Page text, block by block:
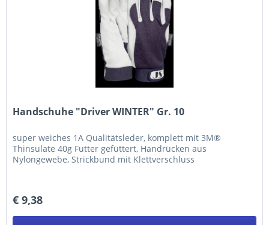
Handschuhe "Driver WINTER" Gr. 10
super weiches 1A Qualitätsleder, komplett mit 3M®
Thinsulate 40g Futter gefüttert, Handrücken aus
Nylongewebe, Strickbund mit Klettverschluss
€ 9,38